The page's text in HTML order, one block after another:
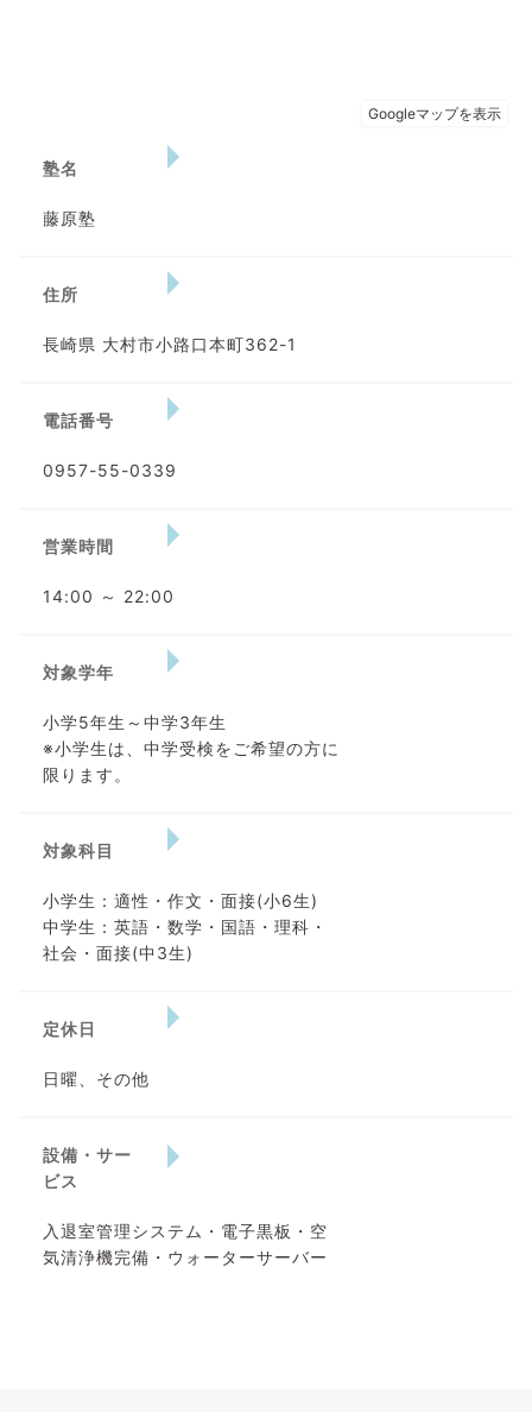
塾名
藤原塾
住所
長崎県 大村市小路口本町362-1
電話番号
0957-55-0339
営業時間
14:00 ～ 22:00
対象学年
小学5年生～中学3年生
※小学生は、中学受検をご希望の方に
限ります。
対象科目
小学生：適性・作文・面接(小6生)
中学生：英語・数学・国語・理科・
社会・面接(中3生)
定休日
日曜、その他
設備・サー
ビス
入退室管理システム・電子黒板・空
気清浄機完備・ウォーターサーバー